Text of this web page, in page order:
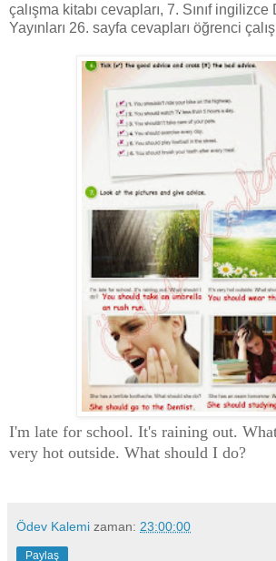
çalışma kitabı cevapları, 7. Sınıf
Yayınları 26. sayfa cevapları öğrenci
I'm late for school. It's raining out.
very hot outside. What should I do?
Ödev Kalemi zaman: 23:00:00
Paylaş